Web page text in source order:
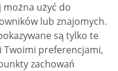
można użyć do
lub znajomych.
są tylko te
Twoimi preferencjami,
zachowań